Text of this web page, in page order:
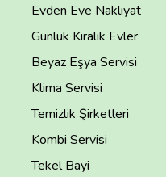
Evden Eve Nakliyat
Günlük Kiralık Evler
Beyaz Eşya Servisi
Klima Servisi
Temizlik Şirketleri
Kombi Servisi
Tekel Bayi